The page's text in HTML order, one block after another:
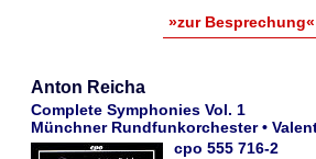
»zur Besprechung«
Anton Reicha
Complete Symphonies Vol. 1
Münchner Rundfunkorchester •
cpo 555 716-2